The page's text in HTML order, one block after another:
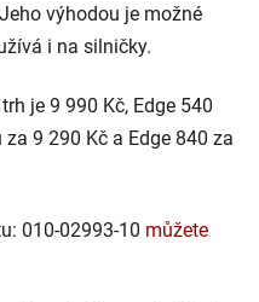
výhodou je možné
i na silničky.
je 9 990 Kč, Edge 540
9 290 Kč a Edge 840 za
010-02993-10 můžete